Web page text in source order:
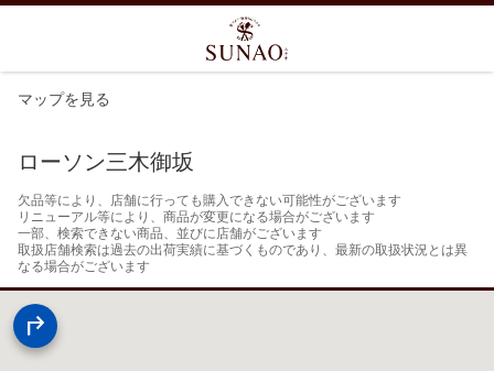
マップを見る
ローソン三木御坂
欠品等により、店舗に行っても購入できない可能性がございます
リニューアル等により、商品が変更になる場合がございます
一部、検索できない商品、並びに店舗がございます
取扱店舗検索は過去の出荷実績に基づくものであり、最新の取扱状況とは異
なる場合がございます